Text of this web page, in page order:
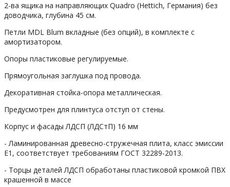
2-ва ящика на направляющих Quadro (Hettich, Германия) без
доводчика, глубина 45 см.
Петли MDL Blum вкладные (без опций), в комплекте с
амортизатором.
Опоры пластиковые регулируемые.
Прямоугольная заглушка под провода.
Декоративная стойка-опора металлическая.
Предусмотрен для плинтуса отступ от стены.
Корпус и фасады ЛДСП (ЛДСтП) 16 мм
- Ламинированная древесно-стружечная плита, класс эмиссии
Е1, соответствует требованиям ГОСТ 32289-2013.
- Торцы деталей ЛДСП обработаны пластиковой кромкой ПВХ
крашенной в массе